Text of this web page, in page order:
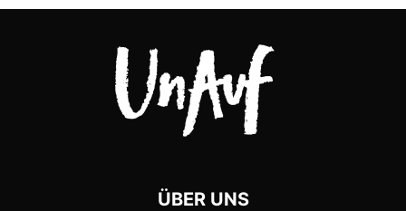
ÜBER UNS